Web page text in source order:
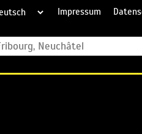
Impressum